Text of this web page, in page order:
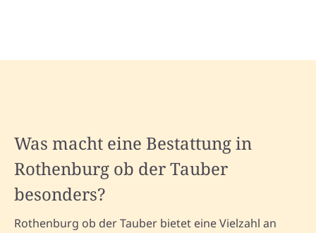
Was macht eine Bestattung in
Rothenburg ob der Tauber
besonders?
Rothenburg ob der Tauber bietet eine Vielzahl an